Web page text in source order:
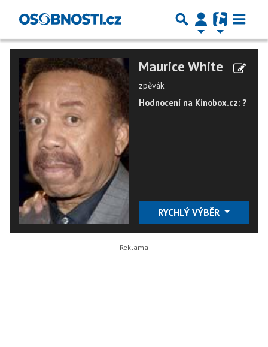
Maurice White
zpěvák
Hodnocení na Kinobox.cz: ?
RYCHLÝ VÝBĚR